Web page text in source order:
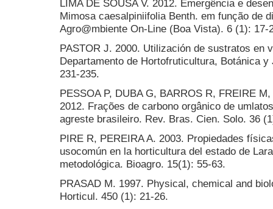
LIMA DE SOUSA V. 2012. Emergência e
Mimosa caesalpiniifolia Benth. em função de
Agro@mbiente On-Line (Boa Vista). 6 (1): 17-
PASTOR J. 2000. Utilización de sustratos en
Departamento de Hortofruticultura, Botánica
231-235.
PESSOA P, DUBA G, BARROS R, FREIRE
2012. Frações de carbono orgânico de
agreste brasileiro. Rev. Bras. Cien. Solo. 36
PIRE R, PEREIRA A. 2003. Propiedades
usocomún en la horticultura del estado de
metodológica. Bioagro. 15(1): 55-63.
PRASAD M. 1997. Physical, chemical and
Horticul. 450 (1): 21-26.